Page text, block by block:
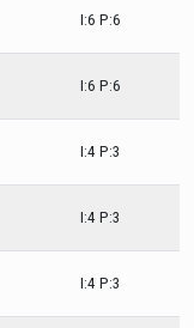
I:6 P:6
I:6 P:6
I:4 P:3
I:4 P:3
I:4 P:3